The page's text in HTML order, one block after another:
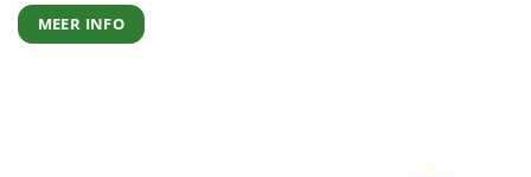
MEER INFO